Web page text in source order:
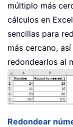
múltiplo más
cálculos en
sencillas para
más cercano,
redondearlos al
Redondear